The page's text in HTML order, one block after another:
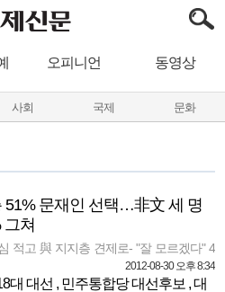
오피니언 동영상
사회 국제 문화
51% 문재인 선택…非文 세 명
쳐
적고 與 지지층 견제로- "잘 모르겠다" 4
2012-08-30 오후 8:34
대 대선 , 민주통합당 대선후보 ,대